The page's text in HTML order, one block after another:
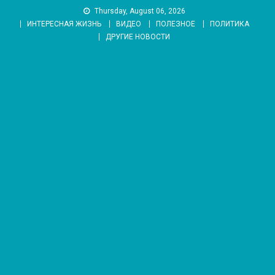
Thursday, August 06, 2026
ИНТЕРЕСНАЯ ЖИЗНЬ
ВИДЕО ПОЛЕЗНОЕ
ПОЛИТИКА
ДРУГИЕ НОВОСТИ